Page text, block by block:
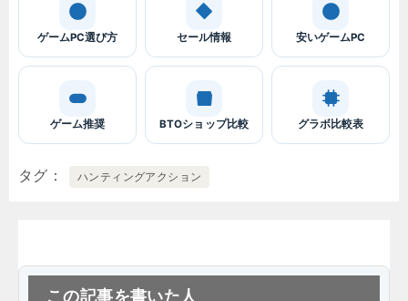
ゲームPC選び方 セール情報 安いゲームPC
ゲーム推奨 BTOショップ比較 グラボ比較表
タグ ハンティングアクション
この記事を書いた人